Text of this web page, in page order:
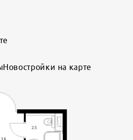
Новостройки на карте